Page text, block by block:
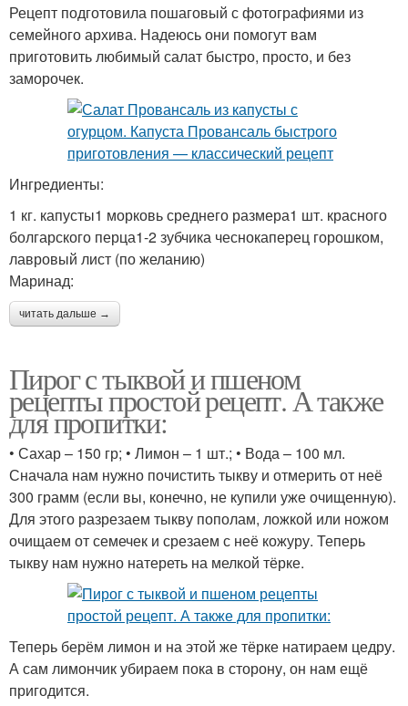
Рецепт подготовила пошаговый с фотографиями из
семейного архива. Надеюсь они помогут вам
приготовить любимый салат быстро, просто, и без
заморочек.
Ингредиенты:
1 кг. капусты1 морковь среднего размера1 шт. красного
болгарского перца1-2 зубчика чеснокаперец горошком,
лавровый лист (по желанию)
Маринад:
читать дальше →
Пирог с тыквой и пшеном
рецепты простой рецепт. А также
для пропитки:
• Сахар – 150 гр; • Лимон – 1 шт.; • Вода – 100 мл.
Сначала нам нужно почистить тыкву и отмерить от неё
300 грамм (если вы, конечно, не купили уже очищенную).
Для этого разрезаем тыкву пополам, ложкой или ножом
очищаем от семечек и срезаем с неё кожуру. Теперь
тыкву нам нужно натереть на мелкой тёрке.
Теперь берём лимон и на этой же тёрке натираем цедру.
А сам лимончик убираем пока в сторону, он нам ещё
пригодится.